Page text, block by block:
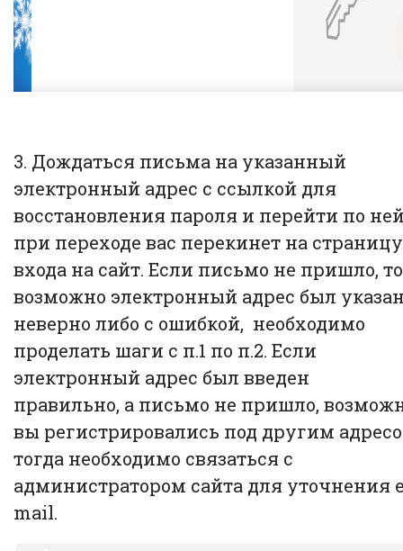
3. Дождаться письма на указанный
электронный адрес с ссылкой для
восстановления пароля и перейти по
при переходе вас перекинет на страницу
входа на сайт. Если письмо не пришло, то
возможно электронный адрес был
неверно либо с ошибкой, необходимо
проделать шаги с п.1 по п.2. Если
электронный адрес был введен
правильно, а письмо не пришло,
вы регистрировались под другим
тогда необходимо связаться с
администратором сайта для уточнения
mail.